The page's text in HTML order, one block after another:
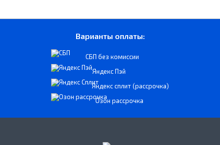
Варианты оплаты:
СБП без комиссии
Яндекс Пэй
Яндекс сплит (рассрочка)
Озон рассрочка